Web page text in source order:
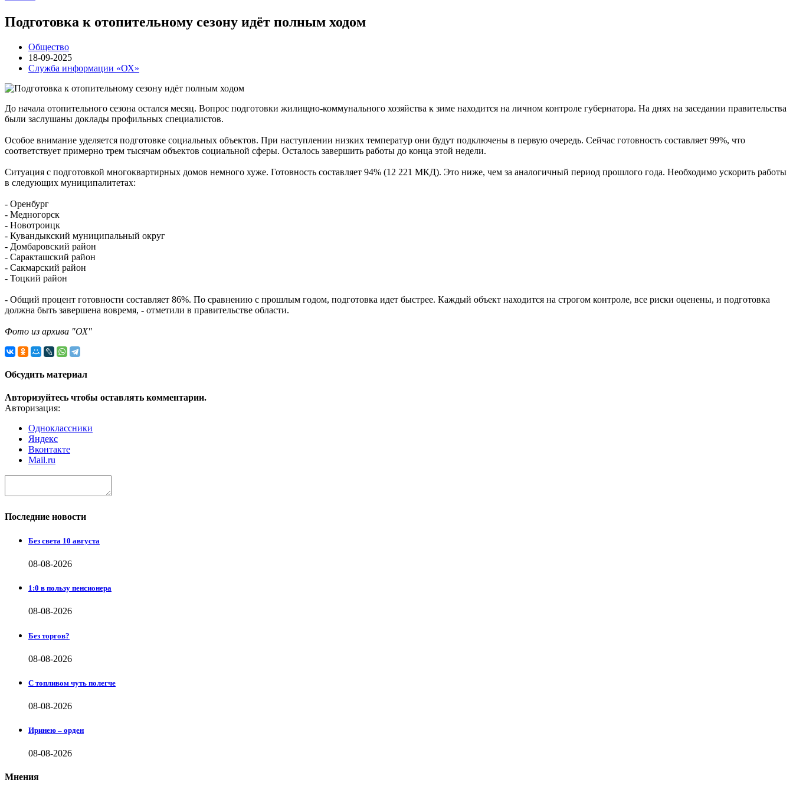
Подготовка к отопительному сезону идёт полным ходом
Общество
18-09-2025
Служба информации «ОХ»
До начала отопительного сезона остался месяц. Вопрос подготовки жилищно-коммунального хозяйства к зиме находится на личном контроле губернатора. На днях на заседании правительства
были заслушаны доклады профильных специалистов.
Особое внимание уделяется подготовке социальных объектов. При наступлении низких температур они будут подключены в первую очередь. Сейчас готовность составляет 99%, что
соответствует примерно трем тысячам объектов социальной сферы. Осталось завершить работы до конца этой недели.
Ситуация с подготовкой многоквартирных домов немного хуже. Готовность составляет 94% (12 221 МКД). Это ниже, чем за аналогичный период прошлого года. Необходимо ускорить работы
в следующих муниципалитетах:
- Оренбург
- Медногорск
- Новотроицк
- Кувандыкский муниципальный округ
- Домбаровский район
- Саракташский район
- Сакмарский район
- Тоцкий район
- Общий процент готовности составляет 86%. По сравнению с прошлым годом, подготовка идет быстрее. Каждый объект находится на строгом контроле, все риски оценены, и подготовка
должна быть завершена вовремя, - отметили в правительстве области.
Фото из архива "ОХ"
Обсудить материал
Авторизуйтесь чтобы оставлять комментарии.
Авторизация:
Одноклассники
Яндекс
Вконтакте
Mail.ru
Последние новости
Без света 10 августа
08-08-2026
1:0 в пользу пенсионера
08-08-2026
Без торгов?
08-08-2026
С топливом чуть полегче
08-08-2026
Иринею – орден
08-08-2026
Мнения